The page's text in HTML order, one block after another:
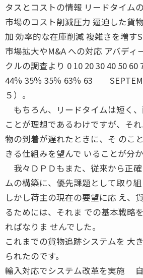
タスとコストの情報 リードタイム
市場のコスト削減圧力 逼迫した貨
加 効率的な在庫削減 複雑さを増す
市場拡大やM&A への対応 アバディ
クルの調査より 0 10 20 30 40 50 60
44％ 35％ 35％ 63％ 63
５）。
もちろん、リードタイムは短く
ことが理想であるわけですが、そ
物の到着が遅れたときに、そ のこ
きる仕組みを望んで いることが分か
我々ＤＰＤもまた、従来から正
ムの構築に、優先課題として取り組
しかし荷主の現在の要望に応 え、
るためには、それま での基本戦略
ればなりま せんでした。
これまでの貨物追跡システムを 大
られたのです。
輸入対応でシステム改革を実施